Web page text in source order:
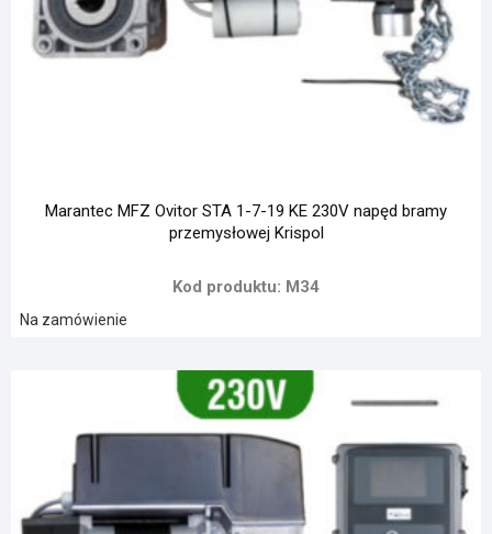
Marantec MFZ Ovitor STA 1-7-19 KE 230V napęd bramy
przemysłowej Krispol
Kod produktu: M34
Na zamówienie